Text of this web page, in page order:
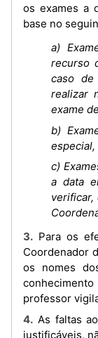
os exames a
base no
a)
recurso
caso de
realizar
exame
b)
c)
a data
verificar,
3. Para os efeitos previstos no número anterior, o
Coordenador
os nomes
professor
4. As faltas ao exame de melhoria de nota não são
justificáveis,